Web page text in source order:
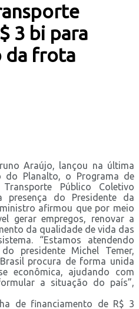
3 bi para
da frota
Araújo, lançou na última
do Planalto, o Programa de
Público Coletivo
presença do Presidente da
afirmou que por meio
gerar empregos, renovar a
da qualidade de vida das
“Estamos atendendo
presidente Michel Temer,
procura de forma unida
econômica, ajudando com
a situação do país”,
de financiamento de R$ 3